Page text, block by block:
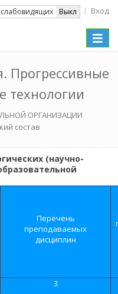
Выкл Вход
Toggle
Прогрессивные
технологии
ОРГАНИЗАЦИИ
состав
(научно-
Перечень
преподаваемых
дисциплин
3